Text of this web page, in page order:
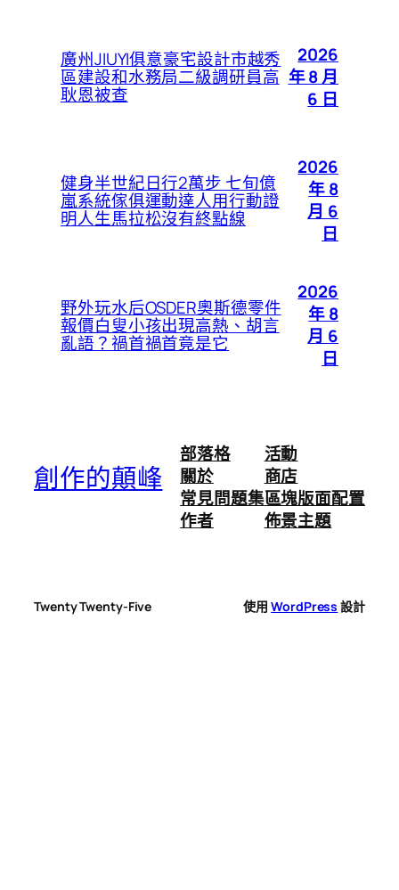
廣州JIUYI俱意豪宅設計市越秀
區建設和水務局二級調研員高
耿恩被查
2026
年 8 月
6 日
健身半世紀日行2萬步 七旬億
嵐系統傢俱運動達人用行動證
明人生馬拉松沒有終點線
2026
年 8
月 6
日
野外玩水后OSDER奧斯德零件
報價白叟小孩出現高熱、胡言
亂語？禍首禍首竟是它
2026
年 8
月 6
日
創作的顛峰
部落格
關於
常見問題集
作者
活動
商店
區塊版面配置
佈景主題
Twenty Twenty-Five 使用WordPress 設計